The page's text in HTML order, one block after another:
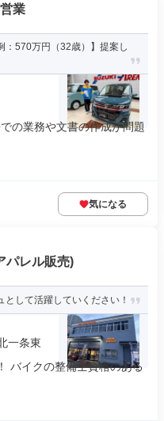
業
：570万円（32歳）】提案し
の業務や文書の作成が問題
気になる
パレル販売)
して活躍していください！
一条東
バイクの整備士資格のある